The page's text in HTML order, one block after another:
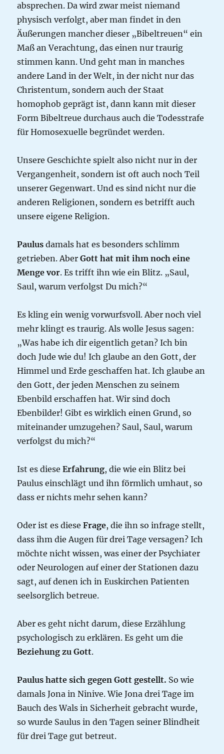
absprechen. Da wird zwar meist niemand
physisch verfolgt, aber man findet in den
Äußerungen mancher dieser „Bibeltreuen“ ein
Maß an Verachtung, das einen nur traurig
stimmen kann. Und geht man in manches
andere Land in der Welt, in der nicht nur das
Christentum, sondern auch der Staat
homophob geprägt ist, dann kann mit dieser
Form Bibeltreue durchaus auch die Todesstrafe
für Homosexuelle begründet werden.
Unsere Geschichte spielt also nicht nur in der
Vergangenheit, sondern ist oft auch noch Teil
unserer Gegenwart. Und es sind nicht nur die
anderen Religionen, sondern es betrifft auch
unsere eigene Religion.
Paulus damals hat es besonders schlimm
getrieben. AberGott hat mit ihm noch eine
Menge vor. Es trifft ihn wie ein Blitz. „Saul,
Saul, warum verfolgst Du mich?“
Es kling ein wenig vorwurfsvoll. Aber noch viel
mehr klingt es traurig. Als wolle Jesus sagen:
„Was habe ich dir eigentlich getan? Ich bin
doch Jude wie du! Ich glaube an den Gott, der
Himmel und Erde geschaffen hat. Ich glaube an
den Gott, der jeden Menschen zu seinem
Ebenbild erschaffen hat. Wir sind doch
Ebenbilder! Gibt es wirklich einen Grund, so
miteinander umzugehen? Saul, Saul, warum
verfolgst du mich?“
Ist es dieseErfahrung, die wie ein Blitz bei
Paulus einschlägt und ihn förmlich umhaut, so
dass er nichts mehr sehen kann?
Oder ist es dieseFrage, die ihn so infrage stellt,
dass ihm die Augen für drei Tage versagen? Ich
möchte nicht wissen, was einer der Psychiater
oder Neurologen auf einer der Stationen dazu
sagt, auf denen ich in Euskirchen Patienten
seelsorglich betreue.
Aber es geht nicht darum, diese Erzählung
psychologisch zu erklären. Es geht um die
Beziehung zu Gott.
Paulus hatte sich gegen Gott gestellt. So wie
damals Jona in Ninive. Wie Jona drei Tage im
Bauch des Wals in Sicherheit gebracht wurde,
so wurde Saulus in den Tagen seiner Blindheit
für drei Tage gut betreut.